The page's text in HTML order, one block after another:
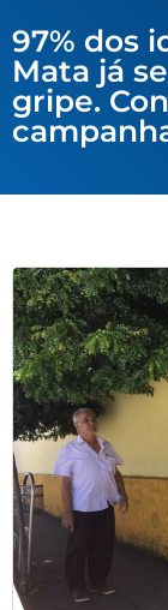
97% dos
Mata já
gripe.